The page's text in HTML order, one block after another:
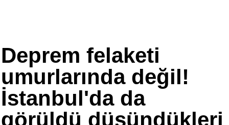
Deprem felaketi
umurlarında değil!
İstanbul'da da
görüldü düşündükleri